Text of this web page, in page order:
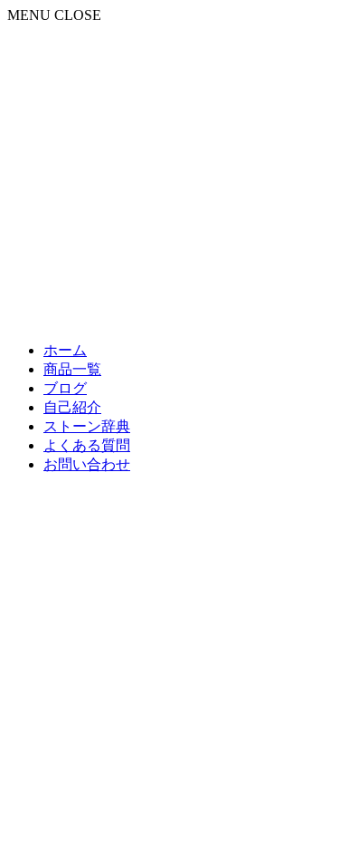
MENU CLOSE
ホーム
商品一覧
ブログ
自己紹介
ストーン辞典
よくある質問
お問い合わせ